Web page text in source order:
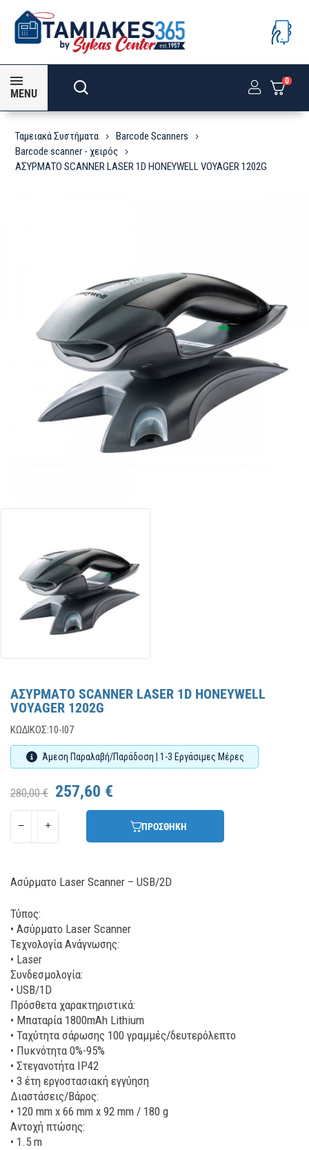
MENU
0
Ταμειακά Συστήματα
Barcode Scanners
Barcode scanner - χειρός
ΑΣΥΡΜΑΤΟ SCANNER LASER 1D HONEYWELL VOYAGER 1202G
ΑΣΥΡΜΑΤΟ SCANNER LASER 1D HONEYWELL
VOYAGER 1202G
ΚΩΔΙΚΌΣ:10-I07
Άμεση Παραλαβή/Παράδοση | 1-3 Εργάσιμες Μέρες
280,00 € 257,60 €
ΠΡΟΣΘΗΚΗ
Ασύρματο Laser Scanner – USB/2D
Τύπος:
• Ασύρματο Laser Scanner
Τεχνολογία Ανάγνωσης:
• Laser
Συνδεσμολογία:
• USB/1D
Πρόσθετα χαρακτηριστικά:
• Μπαταρία 1800mAh Lithium
• Ταχύτητα σάρωσης 100 γραμμές/δευτερόλεπτο
• Πυκνότητα 0%-95%
• Στεγανοτήτα IP42
• 3 έτη εργοστασιακή εγγύηση
Διαστάσεις/Βάρος:
• 120 mm x 66 mm x 92 mm / 180 g
Αντοχή πτώσης:
• 1.5 m